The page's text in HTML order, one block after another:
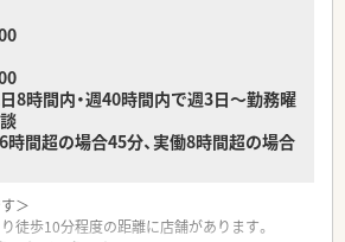
8時間内・週40時間内で週3日～勤務曜
時間超の場合45分、実働8時間超の場合
＞
徒歩10分程度の距離に店舗があります。